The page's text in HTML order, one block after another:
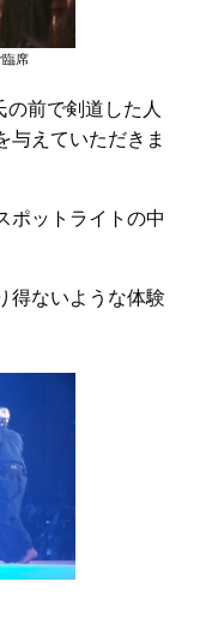
席
前で剣道した人
与えていただきま
ポットライトの中
得ないような体験